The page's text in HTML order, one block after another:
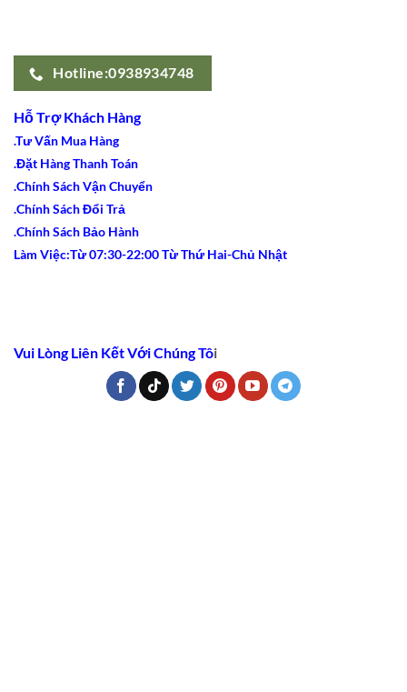
Hotline:0938934748
Hỗ Trợ Khách Hàng
.Tư Vấn Mua Hàng
.Đặt Hàng Thanh Toán
.Chính Sách Vận Chuyển
.Chính Sách Đổi Trả
.Chính Sách Bảo Hành
Làm Việc:Từ 07:30-22:00 Từ Thứ Hai-Chủ Nhật
Vui Lòng Liên Kết Với Chúng Tôi